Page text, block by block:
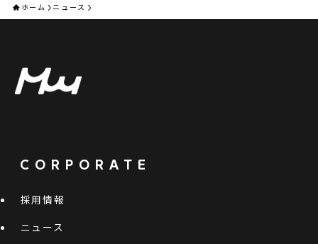
ホーム ニュース
CORPORATE
採用情報
ニュース